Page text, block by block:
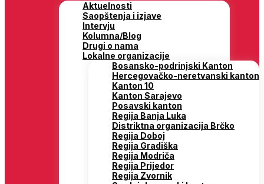
Aktuelnosti
Saopštenja i izjave
Intervju
Kolumna/Blog
Drugi o nama
Lokalne organizacije
Bosansko-podrinjski Kanton
Hercegovačko-neretvanski kanton
Kanton 10
Kanton Sarajevo
Posavski kanton
Regija Banja Luka
Distriktna organizacija Brčko
Regija Doboj
Regija Gradiška
Regija Modriča
Regija Prijedor
Regija Zvornik